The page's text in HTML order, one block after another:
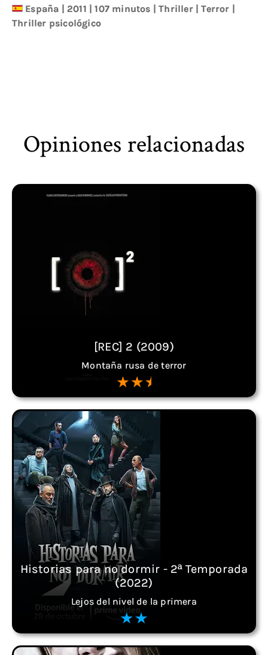
España |2011 | 107 minutos |Thriller|Terror |
Thriller psicológico
Opiniones relacionadas
[REC] 2 (2009)
Montaña rusa de terror
Historias para no dormir - 2ª Temporada
(2022)
Lejos del nivel de la primera